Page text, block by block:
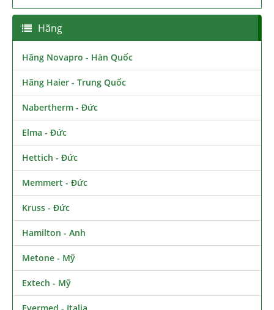
Hãng
Hãng Novapro - Hàn Quốc
Hãng Haier - Trung Quốc
Nabertherm - Đức
Elma - Đức
Hettich - Đức
Memmert - Đức
Kruss - Đức
Hamilton - Anh
Metone - Mỹ
Extech - Mỹ